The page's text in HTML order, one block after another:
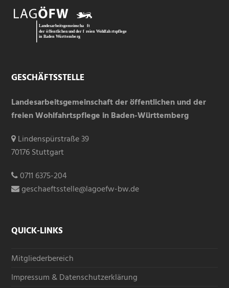
GESCHÄFTSSTELLE
Landesarbeitsgemeinschaft der öffentlichen und der
freien Wohlfahrtspflege in Baden-Württemberg
Lindenspürstraße 39
70176 Stuttgart
0711 6375-204
geschaeftsstelle@lagoefw-bw.de
QUICK-LINKS
Mitgliederbereich
Impressum & Datenschutzerklärung